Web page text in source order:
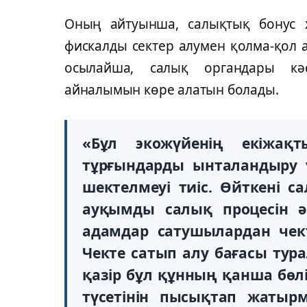
Оның айтуынша, салықтық бонус
фискалды сектер алумен қолма-
осылайша, салық органдары
айналымын көре алатын болады.
«Бұл экожүйенің
тұрғындарды ынталандыру
шектелмеуі тиіс. Өйткені
ауқымды салық процесін
адамдар сатушылардан
Чекте сатып алу бағасы
қазір бұл құнның қанша
түсетінін пысықтап